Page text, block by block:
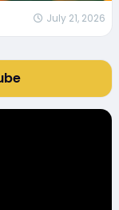
July 21, 2026